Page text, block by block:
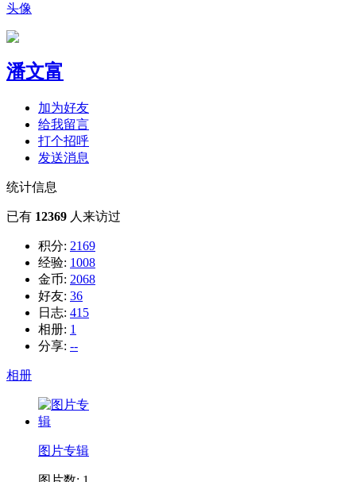
头像
潘文富
加为好友
给我留言
打个招呼
发送消息
统计信息
已有 12369 人来访过
积分: 2169
经验: 1008
金币: 2068
好友: 36
日志: 415
相册: 1
分享: --
相册
图片专辑